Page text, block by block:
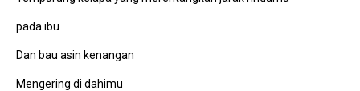
pada ibu
Dan bau asin kenangan
Mengering di dahimu